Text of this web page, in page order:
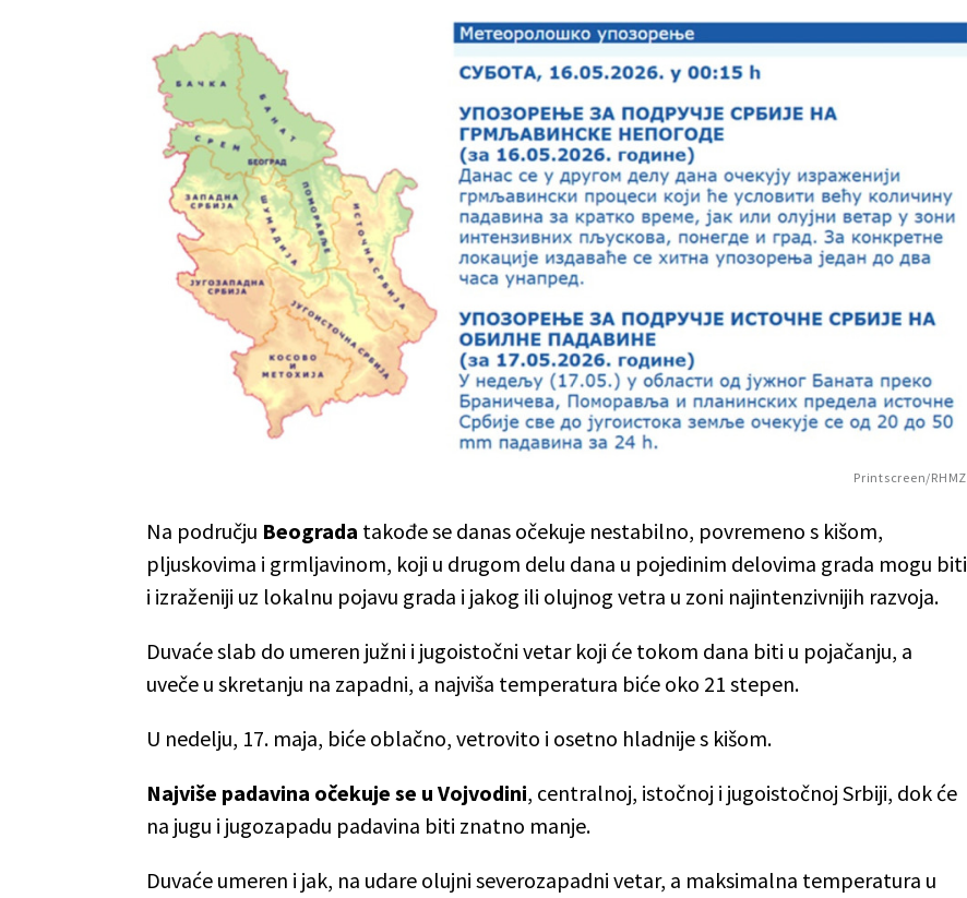
Printscreen/RHMZ
Na području Beograda takođe se danas očekuje nestabilno, povremeno s kišom,
pljuskovima i grmljavinom, koji u drugom delu dana u pojedinim delovima grada mogu biti
i izraženiji uz lokalnu pojavu grada i jakog ili olujnog vetra u zoni najintenzivnijih razvoja.
Duvaće slab do umeren južni i jugoistočni vetar koji će tokom dana biti u pojačanju, a
uveče u skretanju na zapadni, a najviša temperatura biće oko 21 stepen.
U nedelju, 17. maja, biće oblačno, vetrovito i osetno hladnije s kišom.
Najviše padavina očekuje se u Vojvodini, centralnoj, istočnoj i jugoistočnoj Srbiji, dok će
na jugu i jugozapadu padavina biti znatno manje.
Duvaće umeren i jak, na udare olujni severozapadni vetar, a maksimalna temperatura u